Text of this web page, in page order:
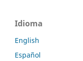
Idioma
English
Español